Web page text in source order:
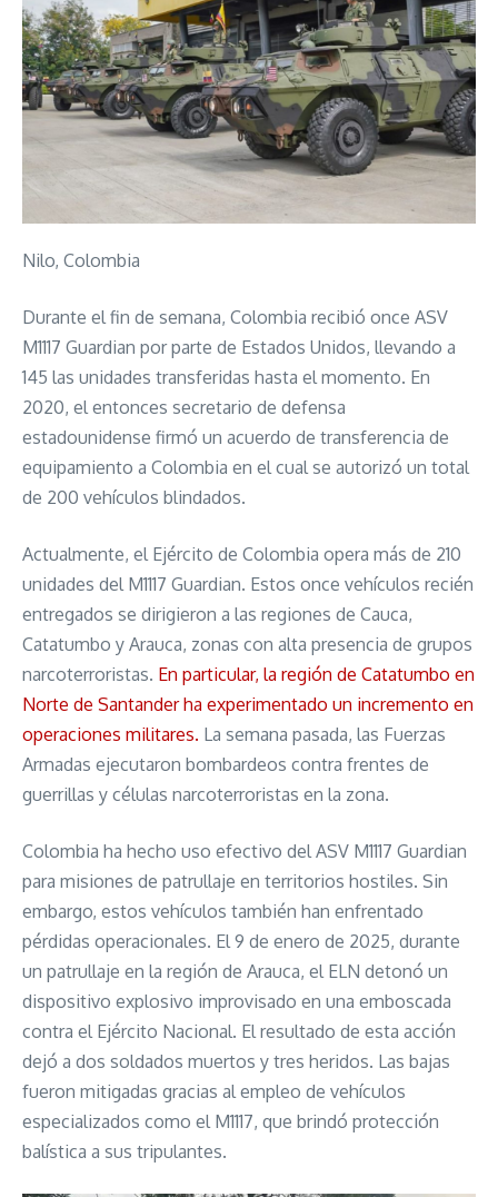
Nilo, Colombia
Durante el fin de semana, Colombia recibió once ASV
M1117 Guardian por parte de Estados Unidos, llevando a
145 las unidades transferidas hasta el momento. En
2020, el entonces secretario de defensa
estadounidense firmó un acuerdo de transferencia de
equipamiento a Colombia en el cual se autorizó un total
de 200 vehículos blindados.
Actualmente, el Ejército de Colombia opera más de 210
unidades del M1117 Guardian. Estos once vehículos recién
entregados se dirigieron a las regiones de Cauca,
Catatumbo y Arauca, zonas con alta presencia de grupos
narcoterroristas. En particular, la región de Catatumbo en
Norte de Santander ha experimentado un incremento en
operaciones militares. La semana pasada, las Fuerzas
Armadas ejecutaron bombardeos contra frentes de
guerrillas y células narcoterroristas en la zona.
Colombia ha hecho uso efectivo del ASV M1117 Guardian
para misiones de patrullaje en territorios hostiles. Sin
embargo, estos vehículos también han enfrentado
pérdidas operacionales. El 9 de enero de 2025, durante
un patrullaje en la región de Arauca, el ELN detonó un
dispositivo explosivo improvisado en una emboscada
contra el Ejército Nacional. El resultado de esta acción
dejó a dos soldados muertos y tres heridos. Las bajas
fueron mitigadas gracias al empleo de vehículos
especializados como el M1117, que brindó protección
balística a sus tripulantes.